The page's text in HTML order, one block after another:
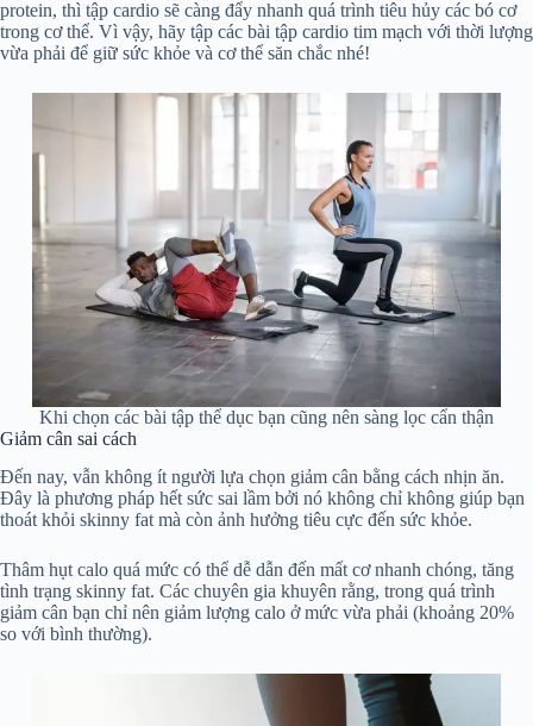
protein, thì tập cardio sẽ càng đẩy nhanh quá trình tiêu hủy các bó cơ
trong cơ thể. Vì vậy, hãy tập các bài tập cardio tim mạch với thời lượng
vừa phải để giữ sức khỏe và cơ thể săn chắc nhé!
Khi chọn các bài tập thể dục bạn cũng nên sàng lọc cẩn thận
Giảm cân sai cách
Đến nay, vẫn không ít người lựa chọn giảm cân bằng cách nhịn ăn.
Đây là phương pháp hết sức sai lầm bởi nó không chỉ không giúp bạn
thoát khỏi skinny fat mà còn ảnh hưởng tiêu cực đến sức khỏe.
Thâm hụt calo quá mức có thể dễ dẫn đến mất cơ nhanh chóng, tăng
tình trạng skinny fat. Các chuyên gia khuyên rằng, trong quá trình
giảm cân bạn chỉ nên giảm lượng calo ở mức vừa phải (khoảng 20%
so với bình thường).